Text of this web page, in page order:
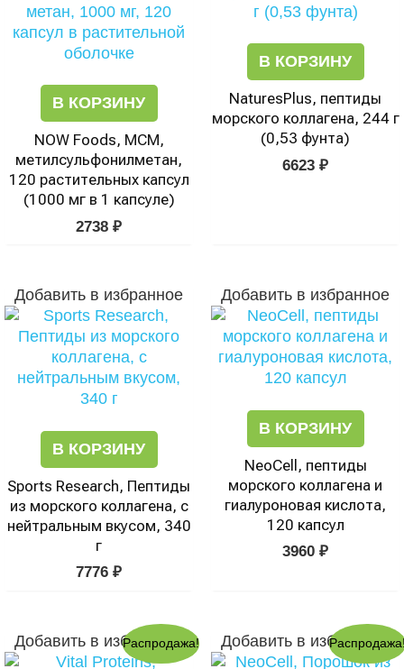
В КОРЗИНУ
NOW Foods, МСМ,
метилсульфонилметан,
120 растительных капсул
(1000 мг в 1 капсуле)
2738 ₽
В КОРЗИНУ
NaturesPlus, пептиды
морского коллагена, 244 г
(0,53 фунта)
6623 ₽
Добавить в избранное
В КОРЗИНУ
Sports Research, Пептиды
из морского коллагена, с
нейтральным вкусом, 340
г
7776 ₽
Добавить в избранное
В КОРЗИНУ
NeoCell, пептиды
морского коллагена и
гиалуроновая кислота,
120 капсул
3960 ₽
Добавить в избранное
Распродажа!
Первоначальная
цена
Текущая
цена:
Добавить в избранное
цена
цена: